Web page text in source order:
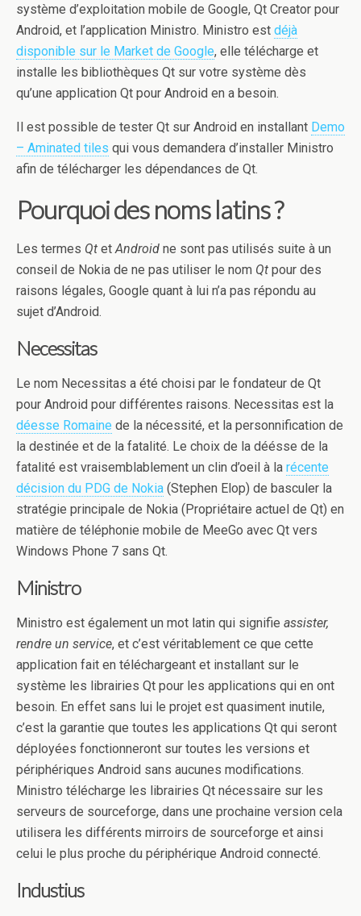
système d’exploitation mobile de Google, Qt Creator pour
Android, et l’application Ministro. Ministro est déjà
disponible sur le Market de Google, elle télécharge et
installe les bibliothèques Qt sur votre système dès
qu’une application Qt pour Android en a besoin.
Il est possible de tester Qt sur Android en installant Demo
– Aminated tiles qui vous demandera d’installer Ministro
afin de télécharger les dépendances de Qt.
Pourquoi des noms latins ?
Les termes Qt etAndroid ne sont pas utilisés suite à un
conseil de Nokia de ne pas utiliser le nom Qt pour des
raisons légales, Google quant à lui n’a pas répondu au
sujet d’Android.
Necessitas
Le nom Necessitas a été choisi par le fondateur de Qt
pour Android pour différentes raisons. Necessitas est la
déesse Romaine de la nécessité, et la personnification de
la destinée et de la fatalité. Le choix de la déésse de la
fatalité est vraisemblablement un clin d’oeil à la récente
décision du PDG de Nokia (Stephen Elop) de basculer la
stratégie principale de Nokia (Propriétaire actuel de Qt) en
matière de téléphonie mobile de MeeGo avec Qt vers
Windows Phone 7 sans Qt.
Ministro
Ministro est également un mot latin qui signifie assister,
rendre un service, et c’est véritablement ce que cette
application fait en téléchargeant et installant sur le
système les librairies Qt pour les applications qui en ont
besoin. En effet sans lui le projet est quasiment inutile,
c’est la garantie que toutes les applications Qt qui seront
déployées fonctionneront sur toutes les versions et
périphériques Android sans aucunes modifications.
Ministro télécharge les librairies Qt nécessaire sur les
serveurs de sourceforge, dans une prochaine version cela
utilisera les différents mirroirs de sourceforge et ainsi
celui le plus proche du périphérique Android connecté.
Industius